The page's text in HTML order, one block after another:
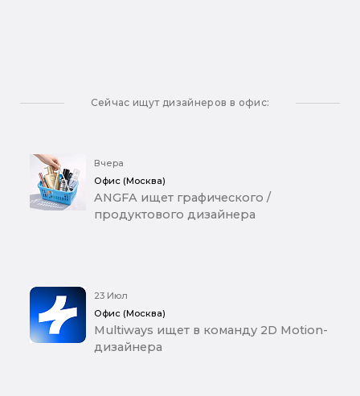
Сейчас ищут дизайнеров в офис:
Вчера
Офис (Москва)
ANGFA ищет графического /
продуктового дизайнера
23 Июл
Офис (Москва)
Multiways ищет в команду 2D Motion-
дизайнера